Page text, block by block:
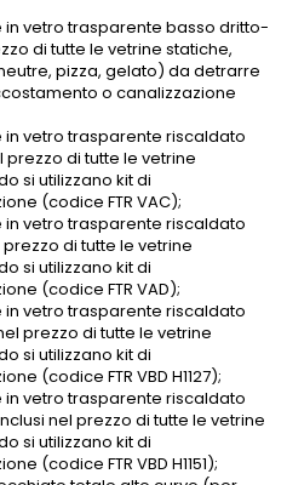
vetro trasparente basso dritto-
di tutte le vetrine statiche,
pizza, gelato) da detrarre
o canalizzazione
vetro trasparente riscaldato
prezzo di tutte le vetrine
si utilizzano kit di
(codice FTR VAC);
vetro trasparente riscaldato
di tutte le vetrine
si utilizzano kit di
(codice FTR VAD);
vetro trasparente riscaldato
prezzo di tutte le vetrine
si utilizzano kit di
(codice FTR VBD H1127);
vetro trasparente riscaldato
nel prezzo di tutte le vetrine
si utilizzano kit di
(codice FTR VBD H1151);